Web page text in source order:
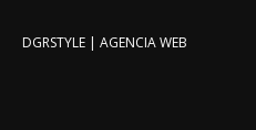
DGRSTYLE | AGENCIA WEB